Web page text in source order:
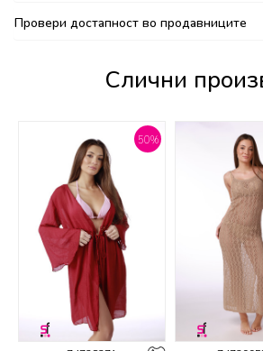
Провери достапност во продавниците
Слични
50%